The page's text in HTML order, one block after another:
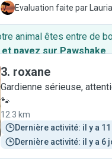
aime beaucoup les animaux
pour garder mon chat à
L Evaluation faite par
animal êtes entre de
payez sur Pawshake.
3. roxane
Gardienne sérieuse,
🐾
12.3 km
Dernière activité: il y a
Dernière activité: il y a 6